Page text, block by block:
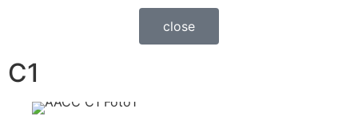
close
C1